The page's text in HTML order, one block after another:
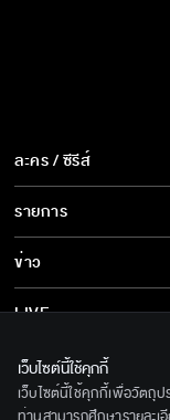
ละคร / ซีรีส์
ละคร/ซีรีส์
ซีรีส์นานาชาติ
การ์ตูน & เกม
รายการ
รายการทั้งหมด
ข่าว
ข่าวทั้งหมด
ข่าวประชาสัมพันธ์
LIVE
เกี่ยวกับเรา
BEC World
ติดตามเราได้ที่
เว็บไซต์นี้ใช้คุกกี้
เว็บไซต์นี้ใช้คุกกี้เพื่อวัตถุป